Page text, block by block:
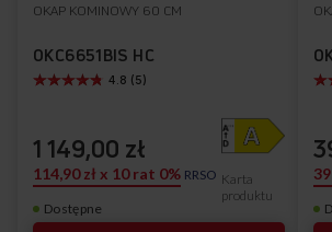
Dostępne
OKAP KOMINOWY 60 CM
OKC6651BIS HC
4.8 (5)
Karta
produktu
1 149,00 zł
114,90 zł x 10 rat 0% RRSO